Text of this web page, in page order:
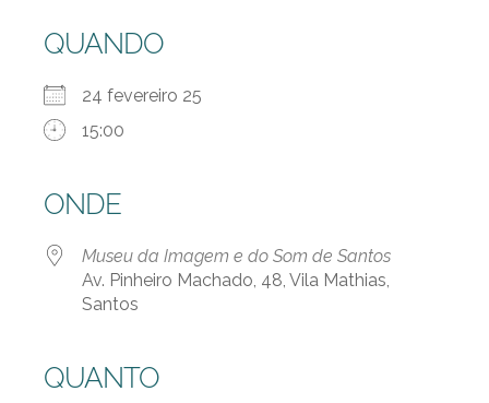
QUANDO
24 fevereiro 25
15:00
ONDE
Museu da Imagem e do Som de Santos
Av. Pinheiro Machado, 48, Vila Mathias,
Santos
QUANTO